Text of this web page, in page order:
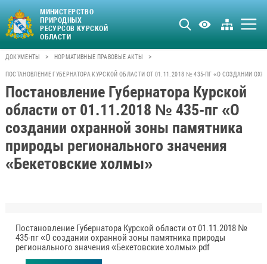
МИНИСТЕРСТВО
ПРИРОДНЫХ
РЕСУРСОВ КУРСКОЙ
ОБЛАСТИ
ДОКУМЕНТЫ > НОРМАТИВНЫЕ ПРАВОВЫЕ АКТЫ >
ПОСТАНОВЛЕНИЕ ГУБЕРНАТОРА КУРСКОЙ ОБЛАСТИ ОТ 01.11.2018 № 435-ПГ «О СОЗДАНИИ
Постановление Губернатора Курской
области от 01.11.2018 № 435-пг «О
создании охранной зоны памятника
природы регионального значения
«Бекетовские холмы»
Постановление Губернатора Курской области от 01.11.2018 №
435-пг «О создании охранной зоны памятника природы
регионального значения «Бекетовские холмы».pdf